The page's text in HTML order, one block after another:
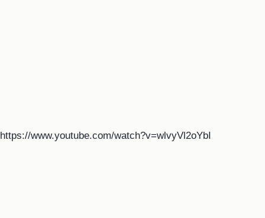
https://www.youtube.com/watch?v=wlvyVl2oYbI